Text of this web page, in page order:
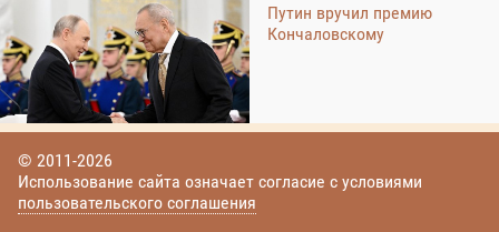
Путин вручил премию
Кончаловскому
© 2011-2026
Использование сайта означает согласие с условиями
пользовательского соглашения